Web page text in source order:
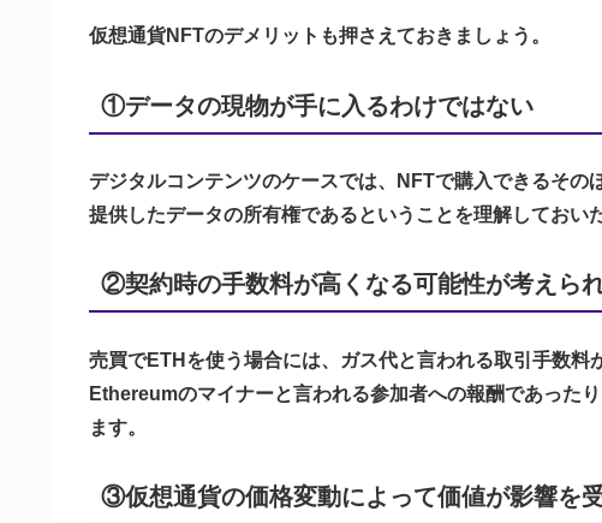
仮想通貨NFTのデメリットも押さえておきましょう。
①データの現物が手に入るわけではない
デジタルコンテンツのケースでは、NFTで購入できるそ
提供したデータの所有権であるということを理解しておい
②契約時の手数料が高くなる可能性が考えら
売買でETHを使う場合には、ガス代と言われる取引手数料
Ethereumのマイナーと言われる参加者への報酬であった
ます。
③仮想通貨の価格変動によって価値が影響を